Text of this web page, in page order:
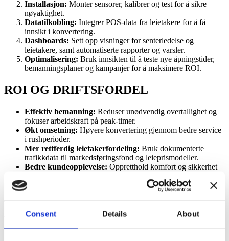
Consent Details About
Installasjon: Monter sensorer, kalibrer og test for å sikre
nøyaktighet.
Datatilkobling: Integrer POS-data fra leietakere for å få
innsikt i konvertering.
Dashboards: Sett opp visninger for senterledelse og
leietakere, samt automatiserte rapporter og varsler.
Optimalisering: Bruk innsikten til å teste nye åpningstider,
bemanningsplaner og kampanjer for å maksimere ROI.
ROI OG DRIFTSFORDEL
Effektiv bemanning: Reduser unødvendig overtallighet og
fokuser arbeidskraft på peak-timer.
Økt omsetning: Høyere konvertering gjennom bedre service
i rushperioder.
Mer rettferdig leietakerfordeling: Bruk dokumenterte
trafikkdata til markedsføringsfond og leieprismodeller.
Bedre kundeopplevelse: Oppretthold komfort og sikkerhet
Hvor nøyaktige er sensorene?Moderne 3D sensorer gir svært høy
nøyaktighet, og kan verifiseres med testtellinger i felt.